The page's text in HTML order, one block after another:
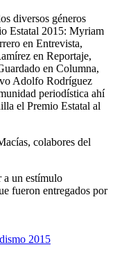
diversos géneros
Estatal 2015: Myriam
en Entrevista,
en Reportaje,
en Columna,
Adolfo Rodríguez
periodística ahí
el Premio Estatal al
colabores del
a un estímulo
fueron entregados por
2015